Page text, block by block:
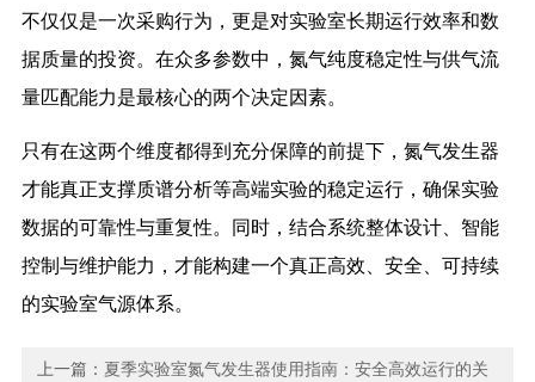
不仅仅是一次采购行为，更是对实验室长期运行效率和数
据质量的投资。在众多参数中，氮气纯度稳定性与供气流
量匹配能力是最核心的两个决定因素。
只有在这两个维度都得到充分保障的前提下，氮气发生器
才能真正支撑质谱分析等高端实验的稳定运行，确保实验
数据的可靠性与重复性。同时，结合系统整体设计、智能
控制与维护能力，才能构建一个真正高效、安全、可持续
的实验室气源体系。
上一篇： 夏季实验室氮气发生器使用指南：安全高效运行的关